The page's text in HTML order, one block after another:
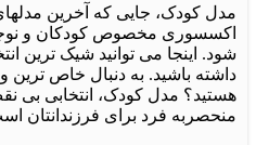
کودک، جایی که آخرین مدلهای
مخصوص کودکان و
اینجا می توانید شیک ترین انتخاب
باشید. به دنبال خاص ترین و به
مدل کودک، انتخابی بی نقص
فرد برای فرزندانتان است.